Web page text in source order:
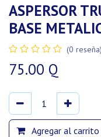
ASPERSOR
BASE
(0 reseña)
75.00 Q
Agregar al carrito